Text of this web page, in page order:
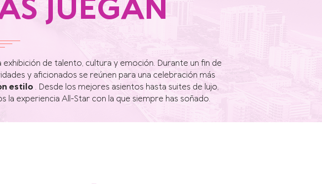
JUEGAN
de talento, cultura y emoción. Durante un fin de
y aficionados se reúnen para una celebración más
estilo . Desde los mejores asientos hasta suites de lujo,
experiencia All-Star con la que siempre has soñado.